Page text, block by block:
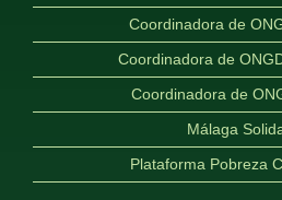
Coordinadora de
Coordinadora de
Coordinadora de
Málaga
Plataforma Pobreza